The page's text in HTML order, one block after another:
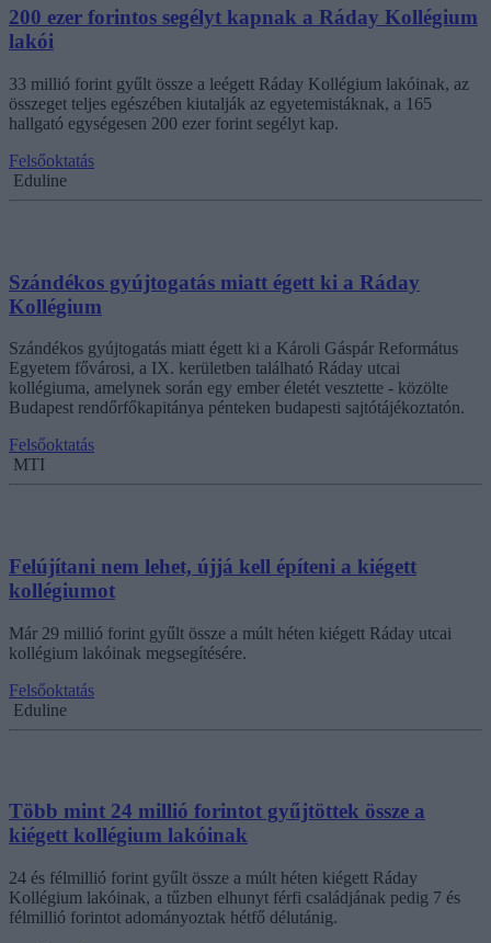
200 ezer forintos segélyt kapnak a Ráday Kollégium
lakói
33 millió forint gyűlt össze a leégett Ráday Kollégium lakóinak, az
összeget teljes egészében kiutalják az egyetemistáknak, a 165
hallgató egységesen 200 ezer forint segélyt kap.
Felsőoktatás
Eduline
Szándékos gyújtogatás miatt égett ki a Ráday
Kollégium
Szándékos gyújtogatás miatt égett ki a Károli Gáspár Református
Egyetem fővárosi, a IX. kerületben található Ráday utcai
kollégiuma, amelynek során egy ember életét vesztette - közölte
Budapest rendőrfőkapitánya pénteken budapesti sajtótájékoztatón.
Felsőoktatás
MTI
Felújítani nem lehet, újjá kell építeni a kiégett
kollégiumot
Már 29 millió forint gyűlt össze a múlt héten kiégett Ráday utcai
kollégium lakóinak megsegítésére.
Felsőoktatás
Eduline
Több mint 24 millió forintot gyűjtöttek össze a
kiégett kollégium lakóinak
24 és félmillió forint gyűlt össze a múlt héten kiégett Ráday
Kollégium lakóinak, a tűzben elhunyt férfi családjának pedig 7 és
félmillió forintot adományoztak hétfő délutánig.